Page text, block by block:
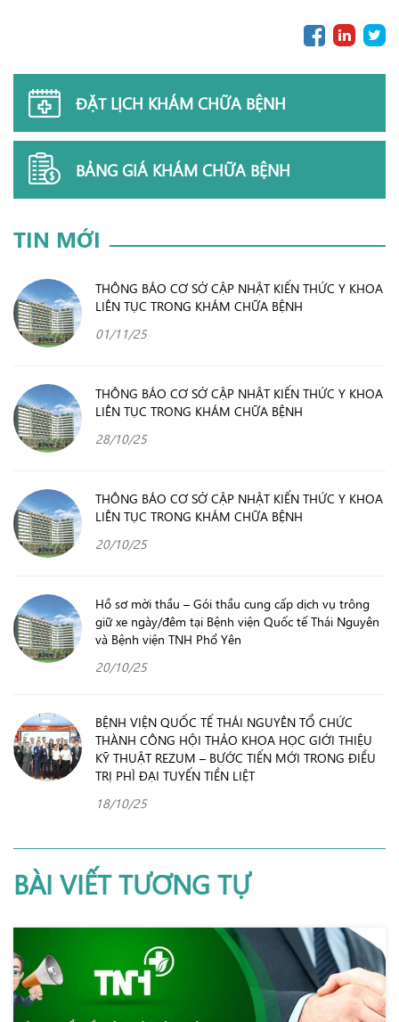
ĐẶT LỊCH KHÁM CHỮA BỆNH
BẢNG GIÁ KHÁM CHỮA BỆNH
TIN MỚI
THÔNG BÁO CƠ SỞ CẬP NHẬT KIẾN THỨC Y KHOA
LIÊN TỤC TRONG KHÁM CHỮA BỆNH
01/11/25
THÔNG BÁO CƠ SỞ CẬP NHẬT KIẾN THỨC Y KHOA
LIÊN TỤC TRONG KHÁM CHỮA BỆNH
28/10/25
THÔNG BÁO CƠ SỞ CẬP NHẬT KIẾN THỨC Y KHOA
LIÊN TỤC TRONG KHÁM CHỮA BỆNH
20/10/25
Hồ sơ mời thầu – Gói thầu cung cấp dịch vụ trông
giữ xe ngày/đêm tại Bệnh viện Quốc tế Thái Nguyên
và Bệnh viện TNH Phổ Yên
20/10/25
BỆNH VIỆN QUỐC TẾ THÁI NGUYÊN TỔ CHỨC
THÀNH CÔNG HỘI THẢO KHOA HỌC GIỚI THIỆU
KỸ THUẬT REZUM – BƯỚC TIẾN MỚI TRONG ĐIỀU
TRỊ PHÌ ĐẠI TUYẾN TIỀN LIỆT
18/10/25
BÀI VIẾT TƯƠNG TỰ